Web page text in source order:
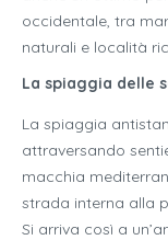
occidentale, tra
naturali e località
La spiaggia delle
La spiaggia
attraversando
macchia
strada interna alla
Si arriva così a